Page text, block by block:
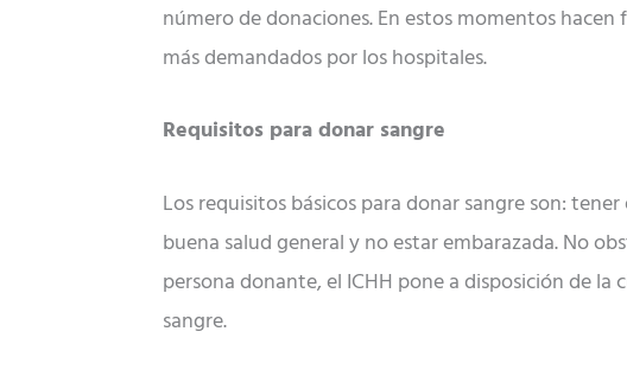
número de donaciones. En estos momentos
más demandados por los hospitales.
Requisitos para donar sangre
Los requisitos básicos para donar sangre son:
buena salud general y no estar embarazada. No
persona donante, el ICHH pone a disposición de la
sangre.